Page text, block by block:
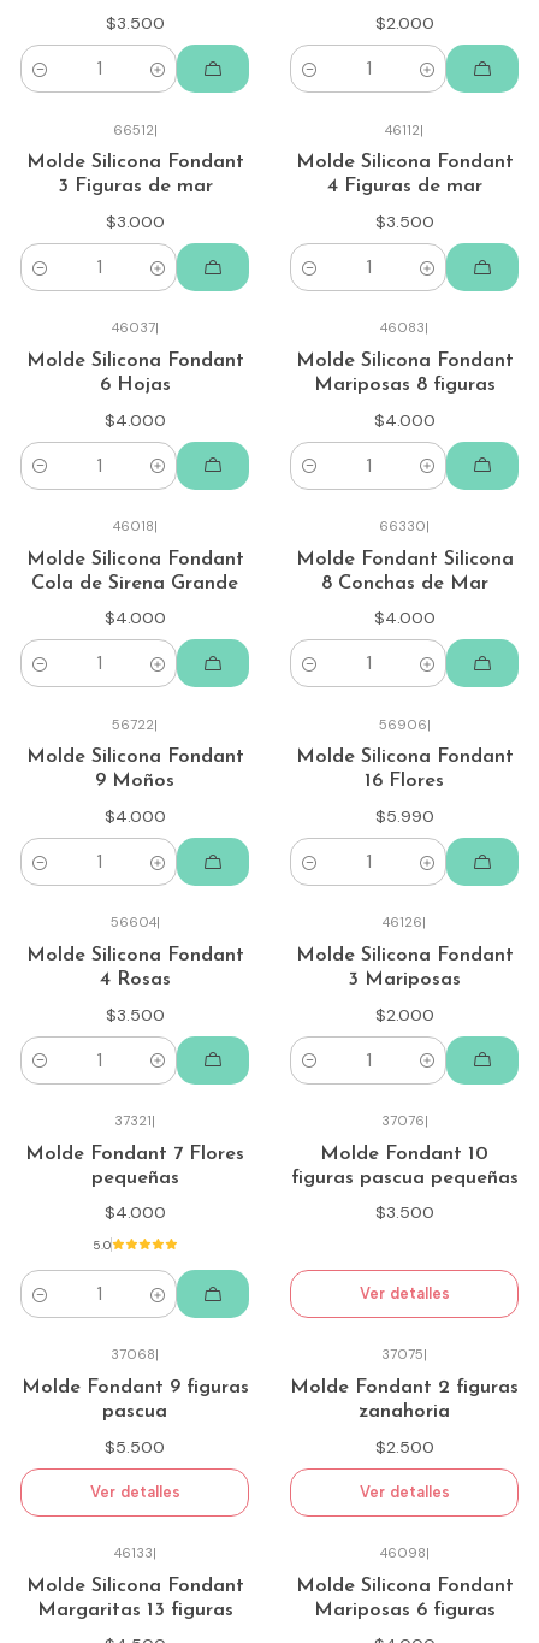
$3.500
Cantidad
$2.000
Cantidad
66512|
Molde Silicona Fondant
3 Figuras de mar
$3.000
Cantidad
46112|
Molde Silicona Fondant
4 Figuras de mar
$3.500
Cantidad
46037|
Molde Silicona Fondant
6 Hojas
$4.000
Cantidad
46083|
Molde Silicona Fondant
Mariposas 8 figuras
$4.000
Cantidad
46018|
Molde Silicona Fondant
Cola de Sirena Grande
$4.000
Cantidad
66330|
Molde Fondant Silicona
8 Conchas de Mar
$4.000
Cantidad
56722|
Molde Silicona Fondant
9 Moños
$4.000
Cantidad
56906|
Molde Silicona Fondant
16 Flores
$5.990
Cantidad
56604|
Molde Silicona Fondant
4 Rosas
$3.500
Cantidad
46126|
Molde Silicona Fondant
3 Mariposas
$2.000
Cantidad
37321|
Molde Fondant 7 Flores
pequeñas
$4.000
5.0
Cantidad
37076|
Molde Fondant 10
figuras pascua pequeñas
$3.500
Ver detalles
37068|
Molde Fondant 9 figuras
pascua
$5.500
Ver detalles
37075|
Molde Fondant 2 figuras
zanahoria
$2.500
Ver detalles
46133|
Molde Silicona Fondant
Margaritas 13 figuras
46098|
Molde Silicona Fondant
Mariposas 6 figuras